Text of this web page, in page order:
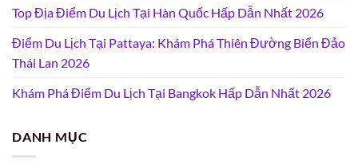
Top Địa Điểm Du Lịch Tại Hàn Quốc Hấp Dẫn Nhất 2026
Điểm Du Lịch Tại Pattaya: Khám Phá Thiên Đường Biển Đảo
Thái Lan 2026
Khám Phá Điểm Du Lịch Tại Bangkok Hấp Dẫn Nhất 2026
DANH MỤC